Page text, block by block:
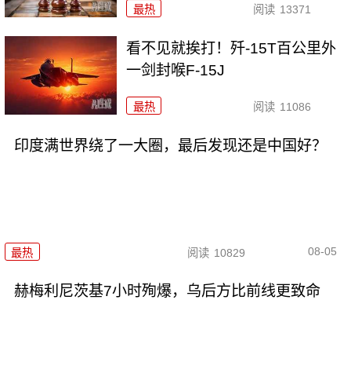
最热 阅读 13371
看不见就挨打！歼-15T百公里外
一剑封喉F-15J
最热 阅读 11086
印度满世界绕了一大圈，最后发现还是中国好？
最热 阅读 10829 08-05
赫梅利尼茨基7小时殉爆，乌后方比前线更致命